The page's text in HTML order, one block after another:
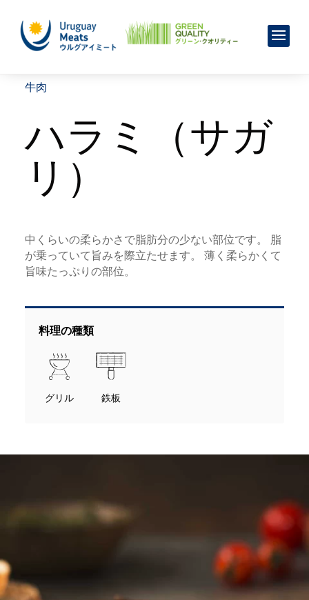
牛肉
ハラミ（サガ
リ）
中くらいの柔らかさで脂肪分の少ない部位です。 脂
が乗っていて旨みを際立たせます。 薄く柔らかくて
旨味たっぷりの部位。
料理の種類
グリル 鉄板